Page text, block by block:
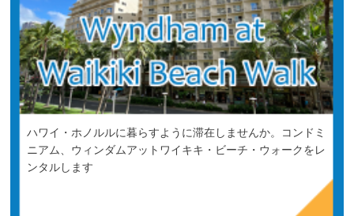
ハワイ・ホノルルに暮らすように滞在しませんか。コンドミ
ニアム、ウィンダムアットワイキキ・ビーチ・ウォークをレ
ンタルします